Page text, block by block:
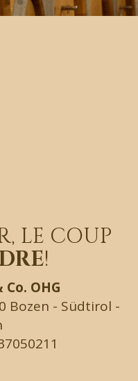
LE COUP
!
OHG
Bozen - Südtirol -